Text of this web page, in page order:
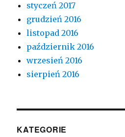
styczeń 2017
grudzień 2016
listopad 2016
październik 2016
wrzesień 2016
sierpień 2016
KATEGORIE